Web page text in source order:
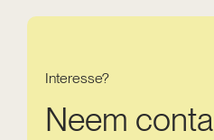
Interesse?
Neem